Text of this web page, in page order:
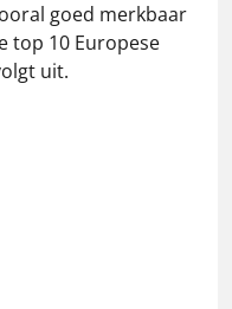
goed merkbaar
top 10 Europese
uit.